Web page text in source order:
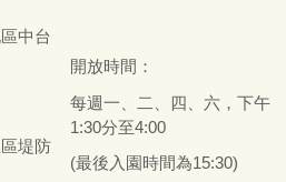
中台
堤防
開放時間：
每週一、二、四、六，下午
1:30分至4:00
(最後入園時間為15:30)